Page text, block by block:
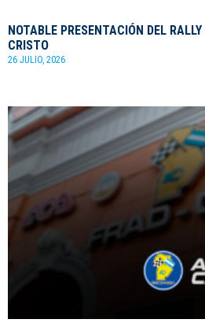
NOTABLE PRESENTACIÓN DEL
CRISTO
26 JULIO, 2026